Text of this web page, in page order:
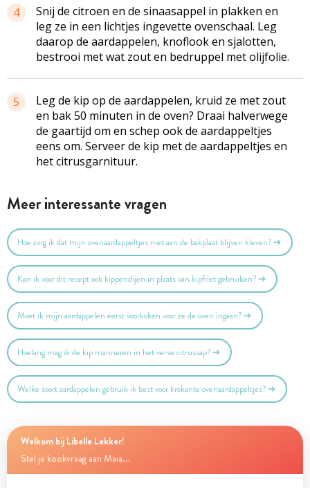
4
Snij de citroen en de sinaasappel in plakken en
leg ze in een lichtjes ingevette ovenschaal. Leg
daarop de aardappelen, knoflook en sjalotten,
bestrooi met wat zout en bedruppel met olijfolie.
5
Leg de kip op de aardappelen, kruid ze met zout
en bak 50 minuten in de oven? Draai halverwege
de gaartijd om en schep ook de aardappeltjes
eens om. Serveer de kip met de aardappeltjes en
het citrusgarnituur.
Meer interessante vragen
Hoe zorg ik dat mijn ovenaardappeltjes niet aan de bakplaat blijven kleven?
Kan ik voor dit recept ook kippendijen in plaats van kipfilet gebruiken?
Moet ik mijn aardappelen eerst voorkoken voor ze de oven ingaan?
Hoelang mag ik de kip marineren in het verse citrussap?
Welke soort aardappelen gebruik ik best voor krokante ovenaardappeltjes?
Welkom bij Libelle Lekker!
Stel je kookvraag aan Maia...